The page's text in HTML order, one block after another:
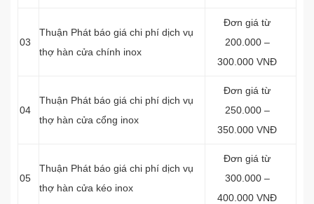
03
Thuận Phát báo giá chi phí dịch vụ
thợ hàn cửa chính inox
Đơn giá từ
200.000 –
300.000 VNĐ
04
Thuận Phát báo giá chi phí dịch vụ
thợ hàn cửa cổng inox
Đơn giá từ
250.000 –
350.000 VNĐ
05
Thuận Phát báo giá chi phí dịch vụ
thợ hàn cửa kéo inox
Đơn giá từ
300.000 –
400.000 VNĐ